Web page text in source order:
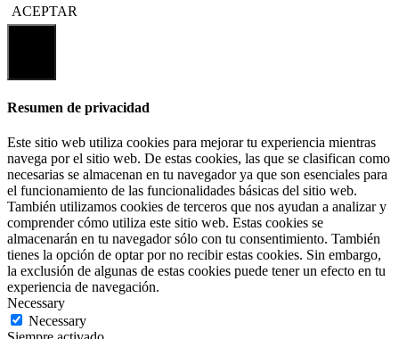
ACEPTAR
Resumen de privacidad
Este sitio web utiliza cookies para mejorar tu experiencia mientras
navega por el sitio web. De estas cookies, las que se clasifican como
necesarias se almacenan en tu navegador ya que son esenciales para
el funcionamiento de las funcionalidades básicas del sitio web.
También utilizamos cookies de terceros que nos ayudan a analizar y
comprender cómo utiliza este sitio web. Estas cookies se
almacenarán en tu navegador sólo con tu consentimiento. También
tienes la opción de optar por no recibir estas cookies. Sin embargo,
la exclusión de algunas de estas cookies puede tener un efecto en tu
experiencia de navegación.
Necessary
Necessary